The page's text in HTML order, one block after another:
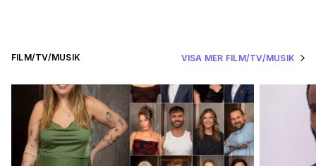
FILM/TV/MUSIK VISA MER FILM/TV/MUSIK